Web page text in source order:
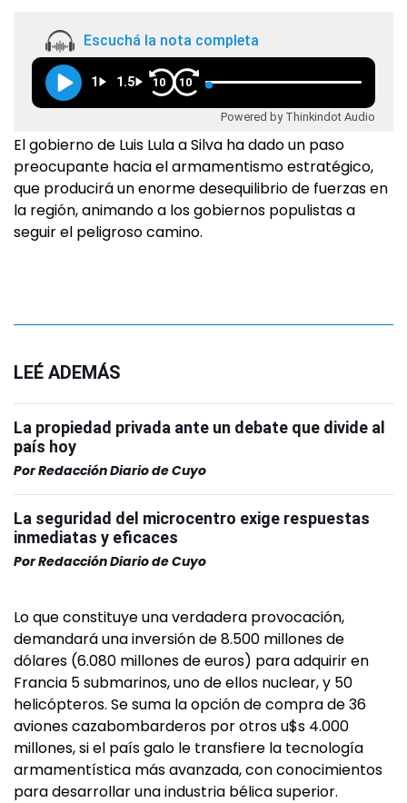
Escuchá la nota completa
1 1.5 10 10
Powered by Thinkindot Audio
El gobierno de Luis Lula a Silva ha dado un paso
preocupante hacia el armamentismo estratégico,
que producirá un enorme desequilibrio de fuerzas en
la región, animando a los gobiernos populistas a
seguir el peligroso camino.
LEÉ ADEMÁS
La propiedad privada ante un debate que divide al
país hoy
PorRedacción Diario de Cuyo
La seguridad del microcentro exige respuestas
inmediatas y eficaces
PorRedacción Diario de Cuyo
Lo que constituye una verdadera provocación,
demandará una inversión de 8.500 millones de
dólares (6.080 millones de euros) para adquirir en
Francia 5 submarinos, uno de ellos nuclear, y 50
helicópteros. Se suma la opción de compra de 36
aviones cazabombarderos por otros u$s 4.000
millones, si el país galo le transfiere la tecnología
armamentística más avanzada, con conocimientos
para desarrollar una industria bélica superior.